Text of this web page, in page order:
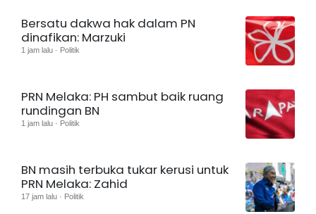
Bersatu dakwa hak dalam PN
dinafikan: Marzuki
1 jam lalu · Politik
PRN Melaka: PH sambut baik ruang
rundingan BN
1 jam lalu · Politik
BN masih terbuka tukar kerusi untuk
PRN Melaka: Zahid
17 jam lalu · Politik